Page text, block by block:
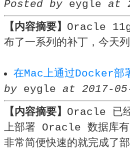
Posted by eygle at
【内容摘要】 Oracle 11g
布了一系列的补丁，今天
在Mac上通过Docker
by eygle at 2017-
【内容摘要】 Oracle 已经
上部署 Oracle 数据库有
非常简便快速的就完成了